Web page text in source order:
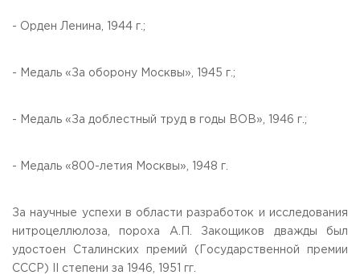
- Орден Ленина, 1944 г.;
- Медаль «За оборону Москвы», 1945 г.;
- Медаль «За доблестный труд в годы ВОВ», 1946 г.;
- Медаль «800-летия Москвы», 1948 г.
За научные успехи в области разработок и исследования
нитроцеллюлоза, пороха А.П. Закощиков дважды был
удостоен Сталинских премий (Государственной премии
СССР) II степени за 1946, 1951 гг.